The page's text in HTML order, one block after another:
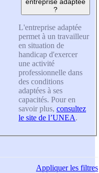
?
L'entreprise adaptée
permet à un travailleur
en situation de
handicap d'exercer
une activité
professionnelle dans
des conditions
adaptées à ses
capacités. Pour en
savoir plus, consultez
le site de l’UNEA.
Appliquerles filtres